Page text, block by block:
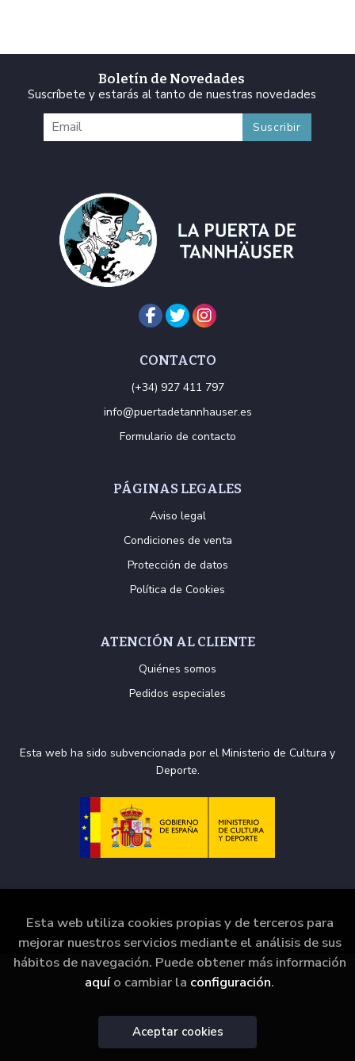
Boletín de Novedades
Suscríbete y estarás al tanto de nuestras novedades
CONTACTO
(+34) 927 411 797
info@puertadetannhauser.es
Formulario de contacto
PÁGINAS LEGALES
Aviso legal
Condiciones de venta
Protección de datos
Política de Cookies
ATENCIÓN AL CLIENTE
Quiénes somos
Pedidos especiales
Esta web ha sido subvencionada por el Ministerio de Cultura y
Deporte.
2026 ©La Puerta de Tannhäuser. Todos los Derechos
Reservados |Grupo Trevenque
Esta web utiliza cookies propias y de terceros para
mejorar nuestros servicios mediante el análisis de sus
hábitos de navegación. Puede obtener más información
aquío cambiar la configuración.
Aceptar cookies